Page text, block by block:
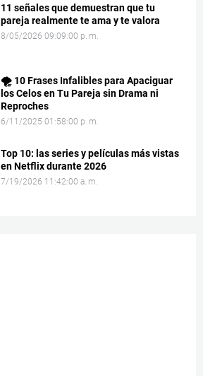
11 señales que demuestran que tu
pareja realmente te ama y te valora
8/05/2026 09:09:00 p. m.
🌪️ 10 Frases Infalibles para Apaciguar
los Celos en Tu Pareja sin Drama ni
Reproches
6/11/2025 01:58:00 p. m.
Top 10: las series y películas más vistas
en Netflix durante 2026
7/19/2026 11:42:00 a. m.